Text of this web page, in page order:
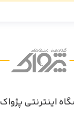
اینترنتی پژواک